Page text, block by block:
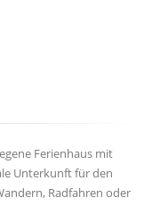
Ferienhaus mit
Unterkunft für den
Radfahren oder